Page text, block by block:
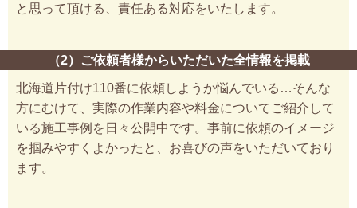
と思って頂ける、責任ある対応をいたします。
（2）ご依頼者様からいただいた全情報を掲載
北海道片付け110番に依頼しようか悩んでいる…そんな
方にむけて、実際の作業内容や料金についてご紹介して
いる施工事例を日々公開中です。事前に依頼のイメージ
を掴みやすくよかったと、お喜びの声をいただいており
ます。